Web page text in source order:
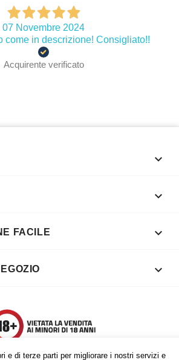
07 Novembre 2024
come in descrizione! Consigliato!!
Acquirente verificato
e di terze parti per migliorare i nostri servizi e


FACILE 
